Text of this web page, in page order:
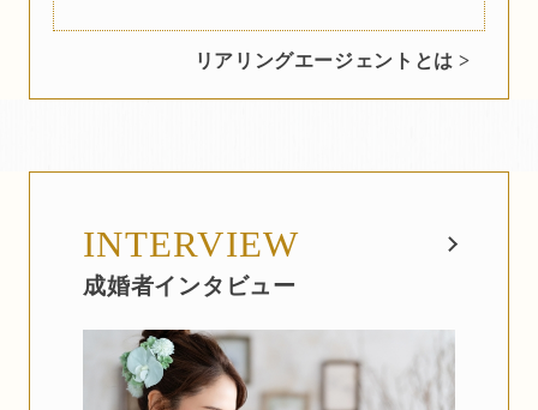
リアリングエージェントとは >
INTERVIEW
成婚者インタビュー